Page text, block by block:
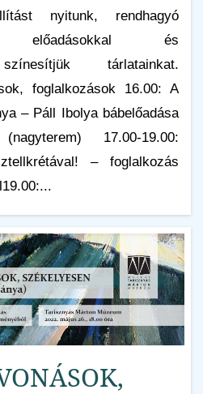
nyitunk, rendhagyó
előadásokkal és
tárlatainkat.
foglalkozások 16.00: A
– Páll Ibolya bábelőadása
17.00-19.00:
– foglalkozás